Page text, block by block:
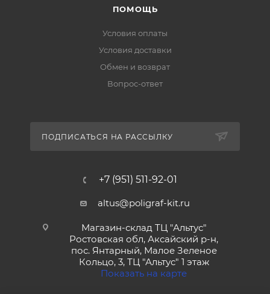
ПОМОЩЬ
Условия оплаты
Условия доставки
Обмен и возврат
Вопрос-ответ
ПОДПИСАТЬСЯ НА РАССЫЛКУ
+7 (951) 511-92-01
altus@poligraf-kit.ru
Магазин-склад ТЦ "Альтус"
Ростовская обл, Аксайский р-н,
пос. Янтарный, Малое Зеленое
Кольцо, 3, ТЦ "Альтус" 1 этаж
Показать на карте